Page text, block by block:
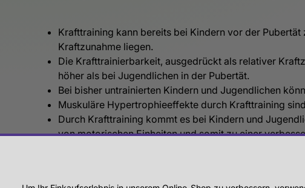
Krafttraining kann bereits bei Kindern vor der
Kraftzunahme liegen.
Die Krafttrainierbarkeit, ausgedrückt als relativer
höher als bei Jugendlichen in der Pubertät.
Bei bisher untrainierten Kindern und Jugendlichen
Muskuläre Hypertrophieeffekte durch Krafttraining
Durch Krafttraining kommt es bei Kindern und
von motorischen Einheiten und somit zu einer